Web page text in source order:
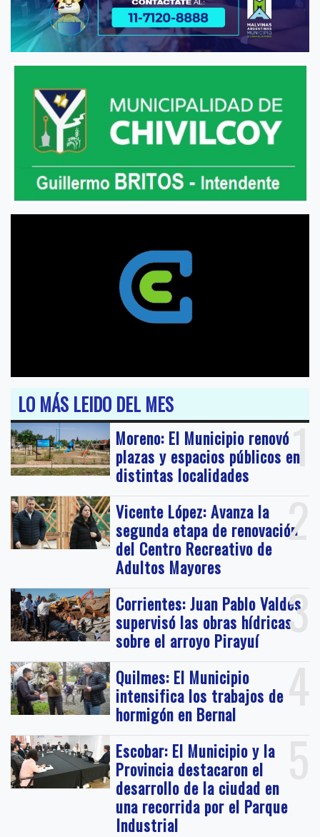
LO MÁS LEIDO DEL MES
1
Moreno: El Municipio renovó
plazas y espacios públicos en
distintas localidades
2
Vicente López: Avanza la
segunda etapa de renovación
del Centro Recreativo de
Adultos Mayores
3
Corrientes: Juan Pablo Valdés
supervisó las obras hídricas
sobre el arroyo Pirayuí
4
Quilmes: El Municipio
intensifica los trabajos de
hormigón en Bernal
5
Escobar: El Municipio y la
Provincia destacaron el
desarrollo de la ciudad en
una recorrida por el Parque
Industrial